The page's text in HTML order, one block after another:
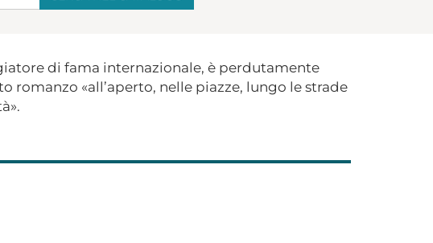
di fama internazionale, è perdutamente
romanzo «all’aperto, nelle piazze, lungo le strade